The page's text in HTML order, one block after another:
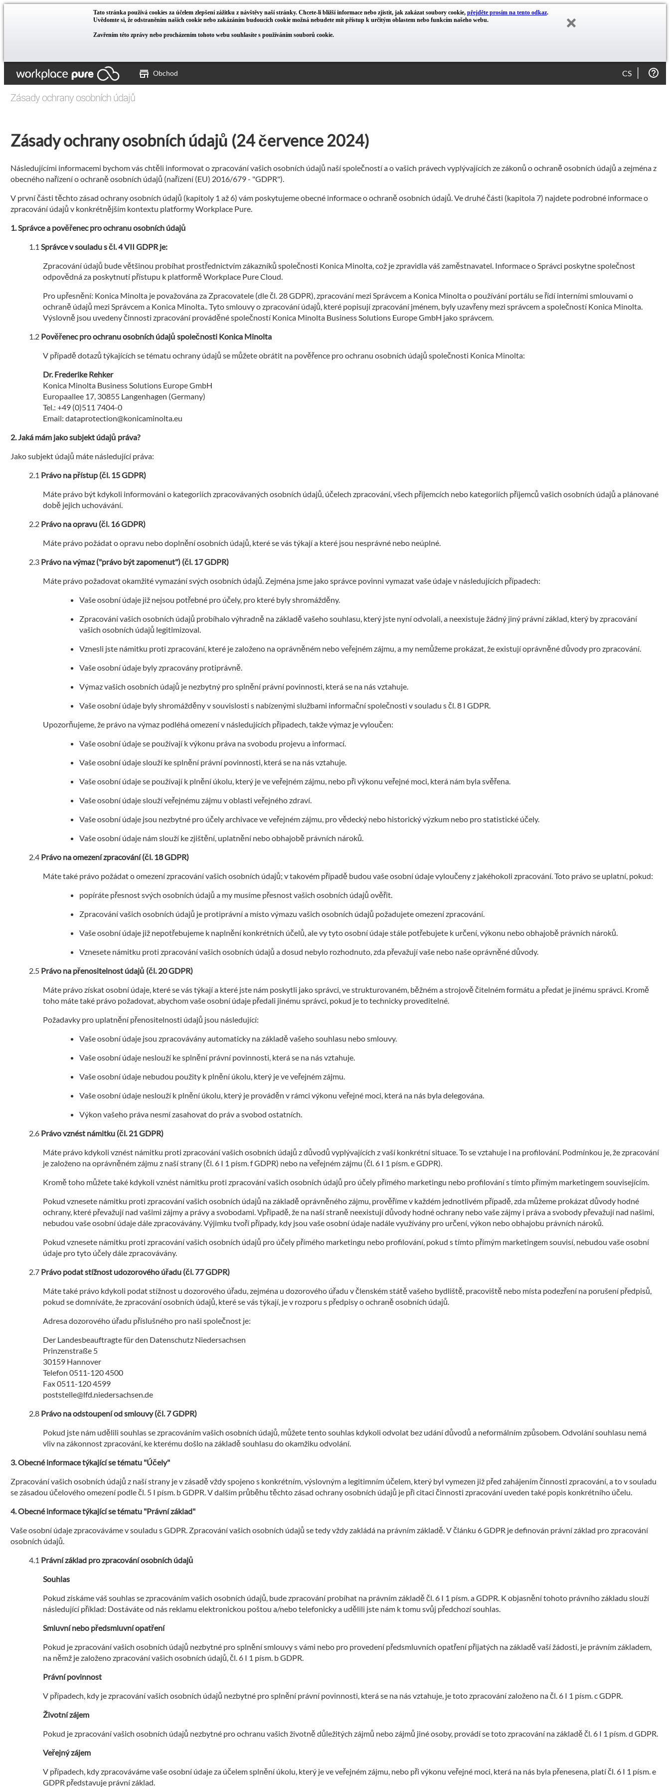
Tato stránka používá cookies za účelem zlepšení zážitku z návštěvy naší stránky. Chcete-li bližší informace nebo zjistit, jak zakázat soubory cookie, přejděte prosím na tento odkaz.
Uvědomte si, že odstraněním našich cookie nebo zakázáním budoucích cookie možná nebudete mít přístup k určitým oblastem nebo funkcím našeho webu.
Zavřením této zprávy nebo procházením tohoto webu souhlasíte s používáním souborů cookie.
Obchod CS
Zásady ochrany osobních údajů
Zásady ochrany osobních údajů (24 července 2024)
Následujícími informacemi bychom vás chtěli informovat o zpracování vašich osobních údajů naší společností a o vašich právech vyplývajících ze zákonů o ochraně osobních údajů a zejména z
obecného nařízení o ochraně osobních údajů (nařízení (EU) 2016/679 - "GDPR").
V první části těchto zásad ochrany osobních údajů (kapitoly 1 až 6) vám poskytujeme obecné informace o ochraně osobních údajů. Ve druhé části (kapitola 7) najdete podrobné informace o
zpracování údajů v konkrétnějším kontextu platformy Workplace Pure.
Správce a pověřenec pro ochranu osobních údajů
Správce v souladu s čl. 4 VII GDPR je:
Zpracování údajů bude většinou probíhat prostřednictvím zákazníků společnosti Konica Minolta, což je zpravidla váš zaměstnavatel. Informace o Správci poskytne společnost
odpovědná za poskytnutí přístupu k platformě Workplace Pure Cloud.
Pro upřesnění: Konica Minolta je považována za Zpracovatele (dle čl. 28 GDPR), zpracování mezi Správcem a Konica Minolta o používání portálu se řídí interními smlouvami o
ochraně údajů mezi Správcem a Konica Minolta.. Tyto smlouvy o zpracování údajů, které popisují zpracování jménem, byly uzavřeny mezi správcem a společností Konica Minolta.
Výslovně jsou uvedeny činnosti zpracování prováděné společností Konica Minolta Business Solutions Europe GmbH jako správcem.
Pověřenec pro ochranu osobních údajů společnosti Konica Minolta
V případě dotazů týkajících se tématu ochrany údajů se můžete obrátit na pověřence pro ochranu osobních údajů společnosti Konica Minolta:
Dr. Frederike Rehker
Konica Minolta Business Solutions Europe GmbH
Europaallee 17, 30855 Langenhagen (Germany)
Tel.: +49 (0)511 7404-0
Email: dataprotection@konicaminolta.eu
Jaká mám jako subjekt údajů práva?
Jako subjekt údajů máte následující práva:
Právo na přístup (čl. 15 GDPR)
Máte právo být kdykoli informováni o kategoriích zpracovávaných osobních údajů, účelech zpracování, všech příjemcích nebo kategoriích příjemců vašich osobních údajů a plánované
době jejich uchovávání.
Právo na opravu (čl. 16 GDPR)
Máte právo požádat o opravu nebo doplnění osobních údajů, které se vás týkají a které jsou nesprávné nebo neúplné.
Právo na výmaz ("právo být zapomenut") (čl. 17 GDPR)
Máte právo požadovat okamžité vymazání svých osobních údajů. Zejména jsme jako správce povinni vymazat vaše údaje v následujících případech:
Vaše osobní údaje již nejsou potřebné pro účely, pro které byly shromážděny.
Zpracování vašich osobních údajů probíhalo výhradně na základě vašeho souhlasu, který jste nyní odvolali, a neexistuje žádný jiný právní základ, který by zpracování
vašich osobních údajů legitimizoval.
Vznesli jste námitku proti zpracování, které je založeno na oprávněném nebo veřejném zájmu, a my nemůžeme prokázat, že existují oprávněné důvody pro zpracování.
Vaše osobní údaje byly zpracovány protiprávně.
Výmaz vašich osobních údajů je nezbytný pro splnění právní povinnosti, která se na nás vztahuje.
Vaše osobní údaje byly shromážděny v souvislosti s nabízenými službami informační společnosti v souladu s čl. 8 I GDPR.
Upozorňujeme, že právo na výmaz podléhá omezení v následujících případech, takže výmaz je vyloučen:
Vaše osobní údaje se používají k výkonu práva na svobodu projevu a informací.
Vaše osobní údaje slouží ke splnění právní povinnosti, která se na nás vztahuje.
Vaše osobní údaje se používají k plnění úkolu, který je ve veřejném zájmu, nebo při výkonu veřejné moci, která nám byla svěřena.
Vaše osobní údaje slouží veřejnému zájmu v oblasti veřejného zdraví.
Vaše osobní údaje jsou nezbytné pro účely archivace ve veřejném zájmu, pro vědecký nebo historický výzkum nebo pro statistické účely.
Vaše osobní údaje nám slouží ke zjištění, uplatnění nebo obhajobě právních nároků.
Právo na omezení zpracování (čl. 18 GDPR)
Máte také právo požádat o omezení zpracování vašich osobních údajů; v takovém případě budou vaše osobní údaje vyloučeny z jakéhokoli zpracování. Toto právo se uplatní, pokud:
popíráte přesnost svých osobních údajů a my musíme přesnost vašich osobních údajů ověřit.
Zpracování vašich osobních údajů je protiprávní a místo výmazu vašich osobních údajů požadujete omezení zpracování.
Vaše osobní údaje již nepotřebujeme k naplnění konkrétních účelů, ale vy tyto osobní údaje stále potřebujete k určení, výkonu nebo obhajobě právních nároků.
Vznesete námitku proti zpracování vašich osobních údajů a dosud nebylo rozhodnuto, zda převažují vaše nebo naše oprávněné důvody.
Právo na přenositelnost údajů (čl. 20 GDPR)
Máte právo získat osobní údaje, které se vás týkají a které jste nám poskytli jako správci, ve strukturovaném, běžném a strojově čitelném formátu a předat je jinému správci. Kromě
toho máte také právo požadovat, abychom vaše osobní údaje předali jinému správci, pokud je to technicky proveditelné.
Požadavky pro uplatnění přenositelnosti údajů jsou následující:
Vaše osobní údaje jsou zpracovávány automaticky na základě vašeho souhlasu nebo smlouvy.
Vaše osobní údaje neslouží ke splnění právní povinnosti, která se na nás vztahuje.
Vaše osobní údaje nebudou použity k plnění úkolu, který je ve veřejném zájmu.
Vaše osobní údaje neslouží k plnění úkolu, který je prováděn v rámci výkonu veřejné moci, která na nás byla delegována.
Výkon vašeho práva nesmí zasahovat do práv a svobod ostatních.
Právo vznést námitku (čl. 21 GDPR)
Máte právo kdykoli vznést námitku proti zpracování vašich osobních údajů z důvodů vyplývajících z vaší konkrétní situace. To se vztahuje i na profilování. Podmínkou je, že zpracování
je založeno na oprávněném zájmu z naší strany (čl. 6 I 1 písm. f GDPR) nebo na veřejném zájmu (čl. 6 I 1 písm. e GDPR).
Kromě toho můžete také kdykoli vznést námitku proti zpracování vašich osobních údajů pro účely přímého marketingu nebo profilování s tímto přímým marketingem souvisejícím.
Pokud vznesete námitku proti zpracování vašich osobních údajů na základě oprávněného zájmu, prověříme v každém jednotlivém případě, zda můžeme prokázat důvody hodné
ochrany, které převažují nad vašimi zájmy a právy a svobodami. Vpřípadě, že na naší straně neexistují důvody hodné ochrany nebo vaše zájmy i práva a svobody převažují nad našimi,
nebudou vaše osobní údaje dále zpracovávány. Výjimku tvoří případy, kdy jsou vaše osobní údaje nadále využívány pro určení, výkon nebo obhajobu právních nároků.
Pokud vznesete námitku proti zpracování vašich osobních údajů pro účely přímého marketingu nebo profilování, pokud s tímto přímým marketingem souvisí, nebudou vaše osobní
údaje pro tyto účely dále zpracovávány.
Právo podat stížnost udozorového úřadu (čl. 77 GDPR)
Máte také právo kdykoli podat stížnost u dozorového úřadu, zejména u dozorového úřadu v členském státě vašeho bydliště, pracoviště nebo místa podezření na porušení předpisů,
pokud se domníváte, že zpracování osobních údajů, které se vás týkají, je v rozporu s předpisy o ochraně osobních údajů.
Adresa dozorového úřadu příslušného pro naši společnost je:
Der Landesbeauftragte für den Datenschutz Niedersachsen
Prinzenstraße 5
30159 Hannover
Telefon 0511-120 4500
Fax 0511-120 4599
poststelle@lfd.niedersachsen.de
Právo na odstoupení od smlouvy (čl. 7 GDPR)
Pokud jste nám udělili souhlas se zpracováním vašich osobních údajů, můžete tento souhlas kdykoli odvolat bez udání důvodů a neformálním způsobem. Odvolání souhlasu nemá
vliv na zákonnost zpracování, ke kterému došlo na základě souhlasu do okamžiku odvolání.
Obecné informace týkající se tématu "Účely"
Zpracování vašich osobních údajů z naší strany je v zásadě vždy spojeno s konkrétním, výslovným a legitimním účelem, který byl vymezen již před zahájením činnosti zpracování, a to v souladu
se zásadou účelového omezení podle čl. 5 I písm. b GDPR. V dalším průběhu těchto zásad ochrany osobních údajů je při citaci činnosti zpracování uveden také popis konkrétního účelu.
Obecné informace týkající se tématu "Právní základ"
Vaše osobní údaje zpracováváme v souladu s GDPR. Zpracování vašich osobních údajů se tedy vždy zakládá na právním základě. V článku 6 GDPR je definován právní základ pro zpracování
osobních údajů.
Právní základ pro zpracování osobních údajů
Souhlas
Pokud získáme váš souhlas se zpracováním vašich osobních údajů, bude zpracování probíhat na právním základě čl. 6 I 1 písm. a GDPR. K objasnění tohoto právního základu slouží
následující příklad: Dostáváte od nás reklamu elektronickou poštou a/nebo telefonicky a udělili jste nám k tomu svůj předchozí souhlas.
Smluvní nebo předsmluvní opatření
Pokud je zpracování vašich osobních údajů nezbytné pro splnění smlouvy s vámi nebo pro provedení předsmluvních opatření přijatých na základě vaší žádosti, je právním základem,
na němž je založeno zpracování vašich osobních údajů, čl. 6 I 1 písm. b GDPR.
Právní povinnost
V případech, kdy je zpracování vašich osobních údajů nezbytné pro splnění právní povinnosti, která se na nás vztahuje, je toto zpracování založeno na čl. 6 I 1 písm. c GDPR.
Životní zájem
Pokud je zpracování vašich osobních údajů nezbytné pro ochranu vašich životně důležitých zájmů nebo zájmů jiné osoby, provádí se toto zpracování na základě čl. 6 I 1 písm. d GDPR.
Veřejný zájem
V případech, kdy zpracováváme vaše osobní údaje za účelem splnění úkolu, který je ve veřejném zájmu, nebo při výkonu veřejné moci, která na nás byla přenesena, platí čl. 6 I 1 písm. e
GDPR představuje právní základ.